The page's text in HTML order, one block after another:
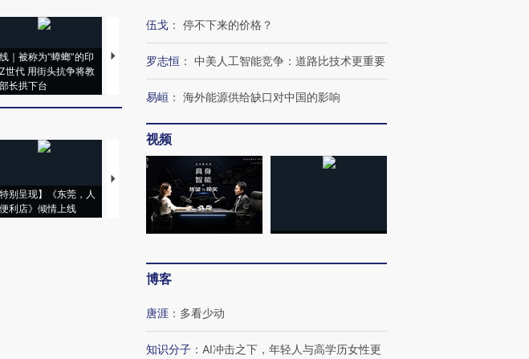
｜被称为“蟑螂”的印
世代 用街头抗争将教
长拱下台
视线｜“入侵”还是“人道危
湖北宜昌局部短时降雨
哈尔滨遭遇短时极端强降
特别呈现】《东莞，人
利店》倾情上线
【推广】走进第四届链博
会，让数智科技“链”接产
【特别呈现】寻找100种
有意思的生活方式·第三对
伍戈 ： 停不下来的价格？
罗志恒 ： 中美人工智能竞争：道路比技术更重要
易峘 ： 海外能源供给缺口对中国的影响
视频
博客
唐涯 ： 多看少动
知识分子 ： AI冲击之下，年轻人与高学历女性更